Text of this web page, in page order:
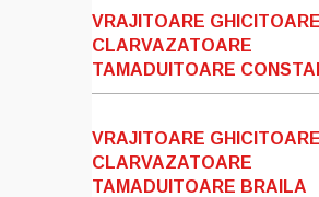
VRAJITOARE GHICITOARE
CLARVAZATOARE
TAMADUITOARE
VRAJITOARE GHICITOARE
CLARVAZATOARE
TAMADUITOARE BRAILA